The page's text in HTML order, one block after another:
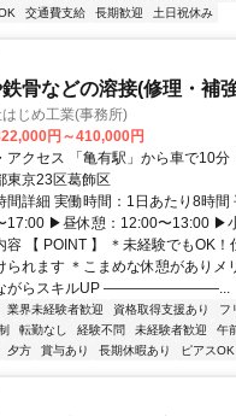
交通費支給 長期歓迎 土日祝休み
骨などの溶接(修理・補
じめ工業(事務所)
円～410,000円
アクセス 「亀有駅」から車で10
東京23区葛飾区
間詳細 実働時間：1日あたり8時
17:00 ▶昼休憩：12:00〜13:00 ▶
容 【 POINT 】 ＊未経験でもOK
られます ＊こまめな休憩がありメ
がらスキルUP ――――――――...
業界未経験者歓迎 資格取得支援あり フ
転勤なし 経験不問 未経験者歓迎 午
夕方 賞与あり 長期休暇あり ピアスOK